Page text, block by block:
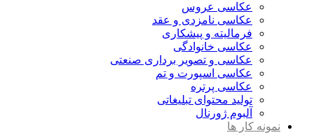
عکاسی عروس
عکاسی نامزدی و عقد
فرمالیته و پیشکاری
عکاسی خانوادگی
عکاسی و تصویر برداری صنعتی
عکاسی اسپورت و تم
عکاسی پرتره
تولید محتوای تبلیغاتی
آلبوم ژورنال
نمونه کار ها